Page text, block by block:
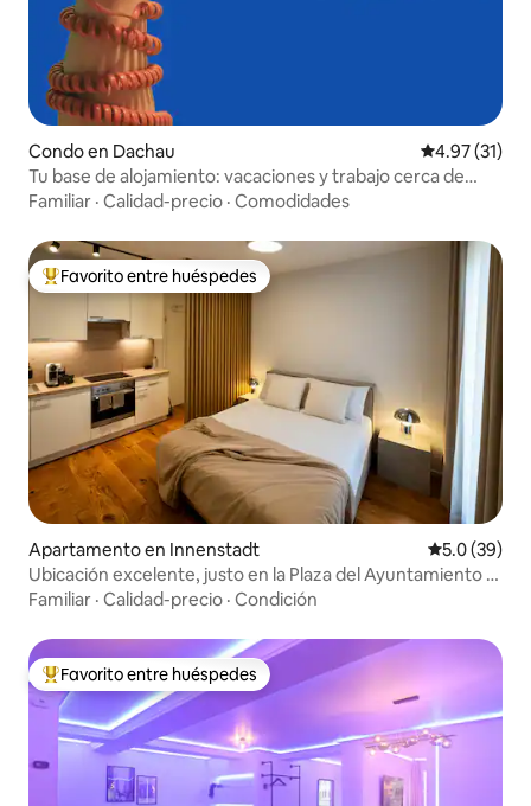
Condo en Dachau Calificación
4.97 (31)
Tu base de alojamiento: vacaciones y trabajo cerca de
Múnich
Familiar · Calidad-precio · Comodidades
Favorito entre huéspedes preferido
Favorito entre huéspedes
Apartamento en Innenstadt Calificación
5.0 (39)
Ubicación excelente, justo en la Plaza del Ayuntamiento •
Wi-Fi de alta velocidad
Familiar · Calidad-precio · Condición
Favorito entre huéspedes preferido
Favorito entre huéspedes